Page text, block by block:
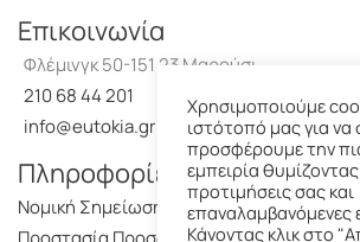
Επικοινωνία
Φλέμινγκ 50-151 23 Μαρούσι
210 68 44 201
info@eutokia.gr
Πληροφορίες
Νομική Σημείωση
Χρησιμοποιούμε
ιστότοπό μας για να
προσφέρουμε την
εμπειρία θυμίζοντας
προτιμήσεις σας και
επαναλαμβανόμενες
Κάνοντας κλικ στο